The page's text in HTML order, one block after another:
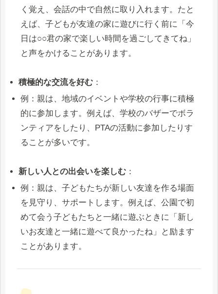
く覚え、会話の中で自然に取り入れます。たと
えば、子どもが友達の家に遊びに行く前に「今
日は○○君の家で楽しい時間を過ごしてきてね」
と声をかけることがあります。
積極的な交流を好む ：
例：親は、地域のイベントや学校の行事に積極
的に参加します。例えば、学校のバザーでボラ
ンティアをしたり、PTAの活動に参加したりす
ることが多いです。
新しい人との出会いを楽しむ ：
例：親は、子どもたちが新しい友達を作る場面
を見守り、サポートします。例えば、公園で初
めて会う子どもたちと一緒に遊ぶときに「新し
いお友達と一緒に遊べて良かったね」と励ます
ことがあります。